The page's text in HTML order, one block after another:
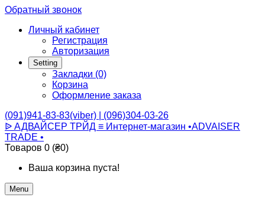
Обратный звонок
Личный кабинет
Регистрация
Авторизация
Setting
Закладки (0)
Корзина
Оформление заказа
(091)941-83-83(viber) | (096)304-03-26
ᐉ АДВАЙСЕР ТРЙД ≡ Интернет-магазин •ADVAISER
TRADE •
Товаров 0 (₴0)
Ваша корзина пуста!
Menu